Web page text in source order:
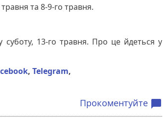
та 8-9-го травня.
суботу, 13-го травня. Про це йдеться у
,Telegram,
Прокоментуйте chat_bubble